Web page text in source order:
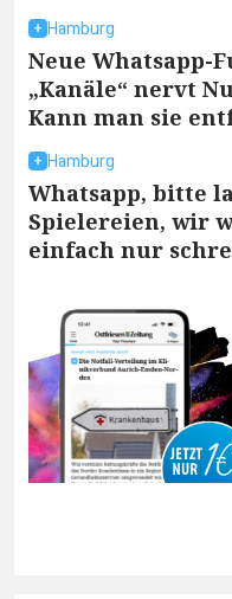
Hamburg
Neue Whatsapp-
„Kanäle“ nervt
Kann man sie
Hamburg
Whatsapp, bitte
Spielereien, wir
einfach nur